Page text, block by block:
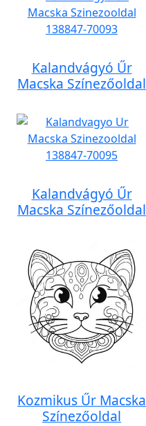
Kalandvágyó Űr
Macska Színezőoldal
Kalandvágyó Űr
Macska Színezőoldal
Kozmikus Űr Macska
Színezőoldal